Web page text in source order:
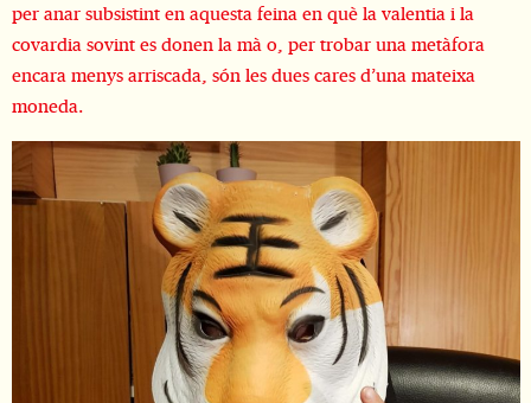
per anar subsistint en aquesta feina en què la valentia i la
covardia sovint es donen la mà o, per trobar una metàfora
encara menys arriscada, són les dues cares d’una mateixa
moneda.